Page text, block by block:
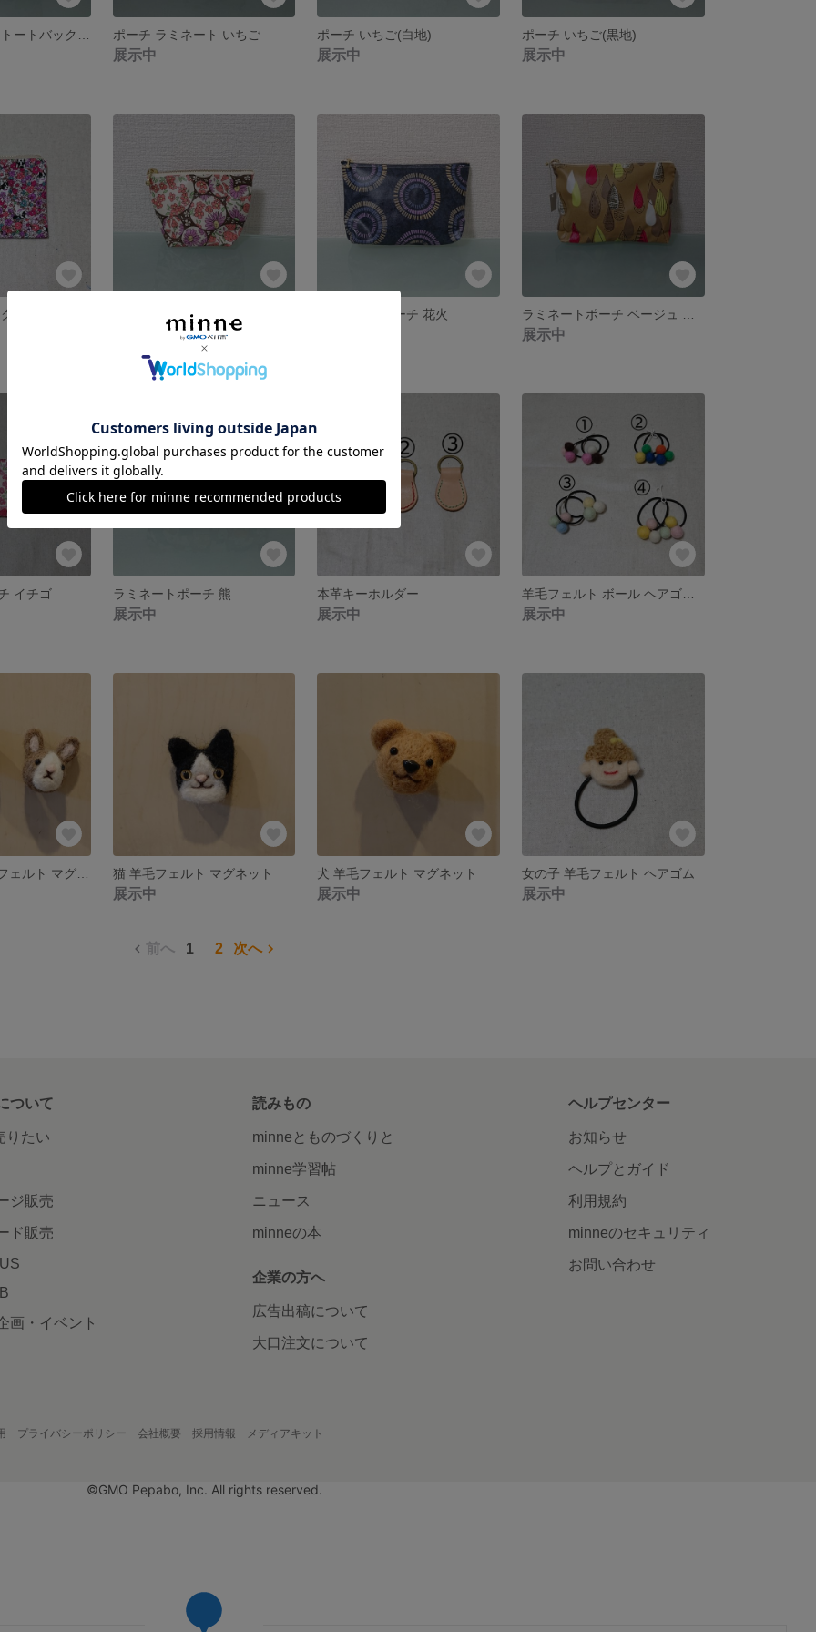
ポーチ ラミネート いちご
展示中
ポーチ いちご(白地)
展示中
ポーチ いちご(黒地)
展示中
花柄 犬 ラミネートポーチ 茶色 イチゴ ラミネートポーチ 花火
展示中
イチゴ ラミネートポーチ 熊
展示中
本革キーホルダー
展示中 展示中
犬&ウサギ 羊毛フェルト マグネット 猫 羊毛フェルト マグネット
展示中
犬 羊毛フェルト マグネット
展示中
女の子 羊毛フェルト ヘアゴム
展示中
前へ 1 2 次へ
ついて
りたい
ジ販売
ド販売
画・イベント
読みもの
minneとものづくりと
minne学習帖
ニュース
minneの本
企業の方へ
広告出稿について
大口注文について
ヘルプセンター
お知らせ
ヘルプとガイド
利用規約
minneのセキュリティ
お問い合わせ
プライバシーポリシー 会社概要 採用情報 メディアキット
©GMO Pepabo, Inc. All rights reserved.